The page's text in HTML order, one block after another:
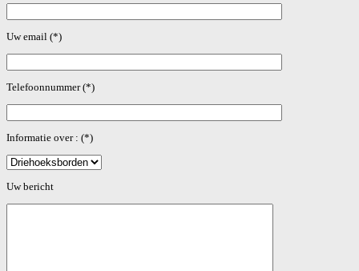
Uw email (*)
Telefoonnummer (*)
Informatie over : (*)
Gelieve dit veld leeg te laten.
Uw bericht